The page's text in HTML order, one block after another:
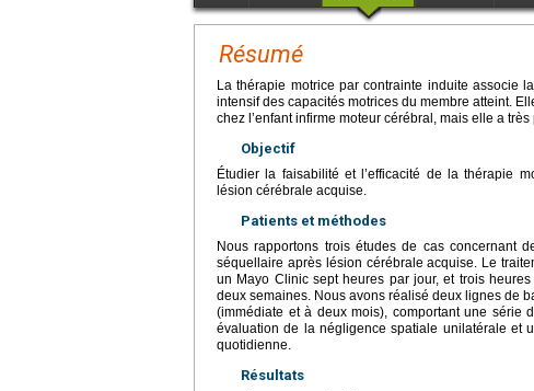
Résumé
La thérapie motrice par contrainte induite associe
intensif des capacités motrices du membre atteint.
chez l’enfant infirme moteur cérébral, mais elle a
Objectif
Étudier la faisabilité et l’efficacité de la thérapie
lésion cérébrale acquise.
Patients et méthodes
Nous rapportons trois études de cas concernant
séquellaire après lésion cérébrale acquise. Le
un Mayo Clinic sept heures par jour, et trois
deux semaines. Nous avons réalisé deux lignes de
(immédiate et à deux mois), comportant une série
évaluation de la négligence spatiale unilatérale et
quotidienne.
Résultats